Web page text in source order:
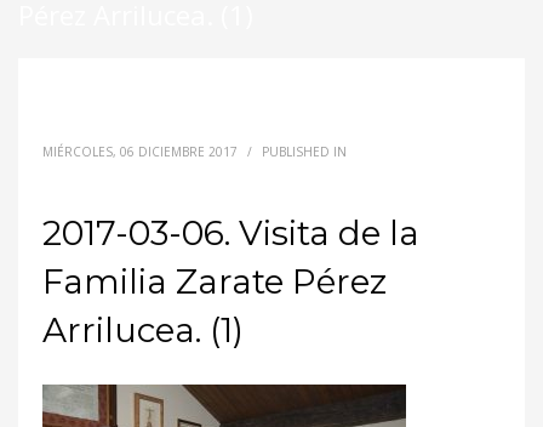
MIÉRCOLES, 06 DICIEMBRE 2017 / PUBLISHED IN
2017-03-06. Visita de la
Familia Zarate Pérez
Arrilucea. (1)